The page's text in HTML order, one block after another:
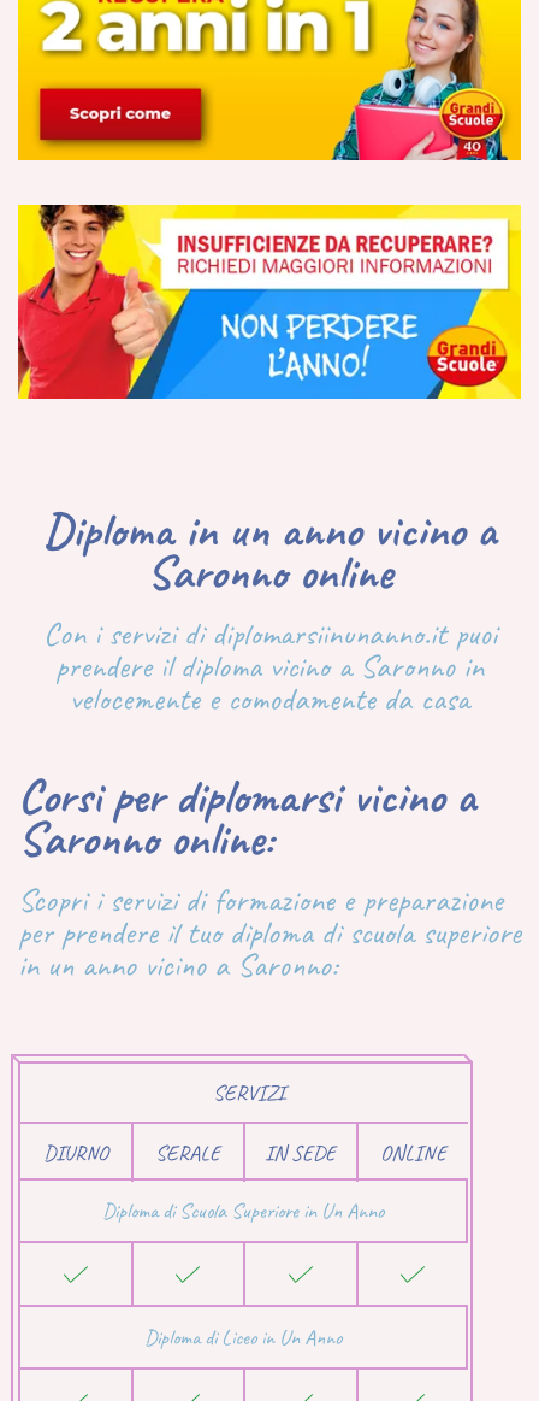
Diploma in un anno vicino a
Saronno online
Con i servizi di diplomarsiinunanno.it puoi
prendere il diploma vicino a Saronno in
velocemente e comodamente da casa
Corsi per diplomarsi vicino a
Saronno online:
Scopri i servizi di formazione e preparazione
per prendere il tuo diploma di scuola superiore
in un anno vicino a Saronno:
SERVIZI
DIURNO SERALE IN SEDE ONLINE
Diploma di Scuola Superiore in Un Anno
Diploma di Liceo in Un Anno